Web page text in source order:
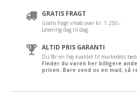
GRATIS FRAGT
Gratis fragt v/køb over kr. 1.250,-
Levering dag til dag.
ALTID PRIS GARANTI
Du får en høj kvalitet til markedets
Finder du varen her billigere
prisen. Bare send os en mail, så